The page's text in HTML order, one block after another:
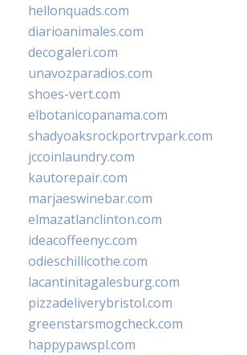
hellonquads.com
diarioanimales.com
decogaleri.com
unavozparadios.com
shoes-vert.com
elbotanicopanama.com
shadyoaksrockportrvpark.com
jccoinlaundry.com
kautorepair.com
marjaeswinebar.com
elmazatlanclinton.com
ideacoffeenyc.com
odieschillicothe.com
lacantinitagalesburg.com
pizzadeliverybristol.com
greenstarsmogcheck.com
happypawspl.com